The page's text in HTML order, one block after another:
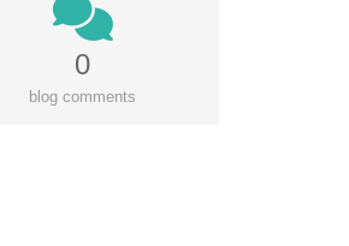
0
blog comments